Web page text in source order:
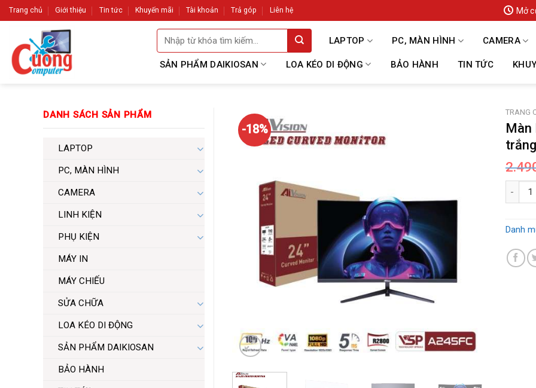
Skip
to
Trang chủ Giới thiệu Tin tức Khuyến mãi Tài khoản Trả góp Liên hệ Mở
Tìm
kiếm:
LAPTOP PC, MÀN HÌNH CAMERA
SẢN PHẨM DAIKIOSAN LOA KÉO DI ĐỘNG BẢO HÀNH TIN TỨC
DANH SÁCH SẢN PHẨM
LAPTOP
PC, MÀN HÌNH
CAMERA
LINH KIỆN
PHỤ KIỆN
MÁY IN
MÁY CHIẾU
SỬA CHỮA
LOA KÉO DI ĐỘNG
SẢN PHẨM DAIKIOSAN
BẢO HÀNH
-18%
TRANG
trắng
Màn
Danh